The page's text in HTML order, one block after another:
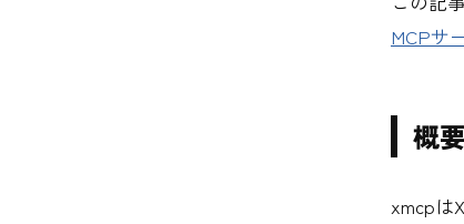
MCPサ
概要
xmcpは